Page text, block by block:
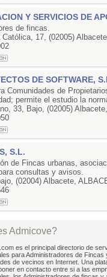
Y SERVICIOS DE
de fincas.
17, (02005)
DE SOFTWARE,
Comunidades de
permite el estudio la
33, Bajo, (02005)
S.L.
de Fincas urbanas,
consultas y avisos.
(02004) Albacete,
Admicove?
es el principal directorio de
para Administradores de Fincas
de vecinos en Internet. Una
en contacto entre si a las